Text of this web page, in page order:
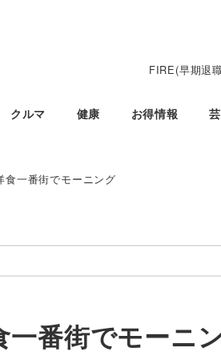
FIRE(早期退
クルマ 健康 お得情報
食一番街でモーニング
一番街でモーニ